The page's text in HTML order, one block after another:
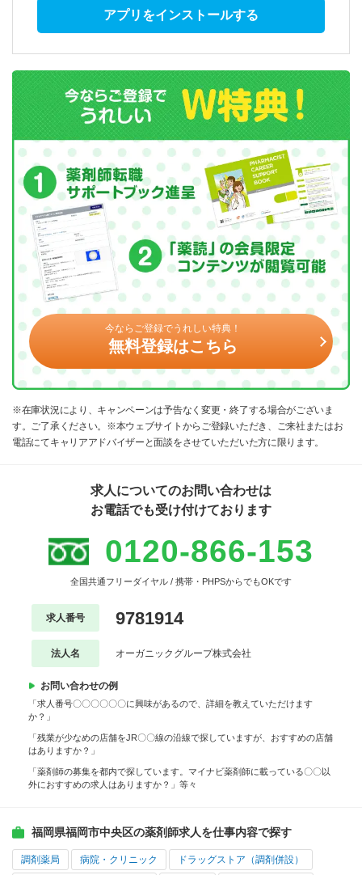
アプリをインストールする
今ならご登録でうれしい特典！
無料登録はこちら
※在庫状況により、キャンペーンは予告なく変更・終了する場合がございま
す。ご了承ください。※本ウェブサイトからご登録いただき、ご来社またはお
電話にてキャリアアドバイザーと面談をさせていただいた方に限ります。
求人についてのお問い合わせは
お電話でも受け付けております
0120-866-153
全国共通フリーダイヤル / 携帯・PHPSからでもOKです
求人番号 9781914
法人名 オーガニックグループ株式会社
お問い合わせの例
「求人番号〇〇〇〇〇〇に興味があるので、詳細を教えていただけます
か？」
「残業が少なめの店舗をJR〇〇線の沿線で探していますが、おすすめの店舗
はありますか？」
「薬剤師の募集を都内で探しています。マイナビ薬剤師に載っている〇〇以
外におすすめの求人はありますか？」等々
福岡県福岡市中央区の薬剤師求人を仕事内容で探す
調剤薬局 病院・クリニック ドラッグストア（調剤併設）